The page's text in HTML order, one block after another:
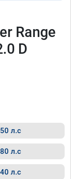
Range
D
л.с
л.с
л.с